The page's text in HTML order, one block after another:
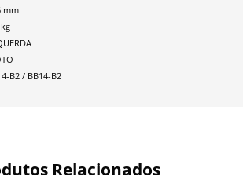
mm
kg
B2 / BB14-B2
Relacionados